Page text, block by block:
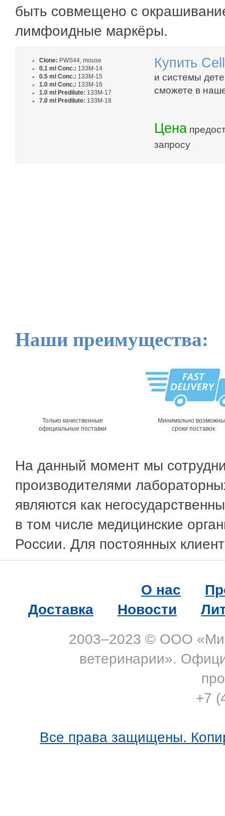
быть совмещено с
лимфоидные маркёры.
Clone: PWS44, mouse
0.1 ml Conc.: 133M-14
0.5 ml Conc.: 133M-15
1.0 ml Conc.: 133M-16
1.0 ml Predilute: 133M-17
7.0 ml Predilute: 133M-18
Купить
и системы
сможете в
Цена
запросу
Наши преимущества:
Только качественные
официальные поставки
Минимально
сроки поставок
На данный момент мы
производителями
являются как
в том числе медицинские
России. Для постоянных
О нас
Доставка
Новости
2003–2023 © ООО
ветеринарии».
+7
Все права защищены.